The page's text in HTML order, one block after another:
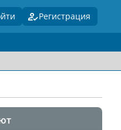
Регистрация